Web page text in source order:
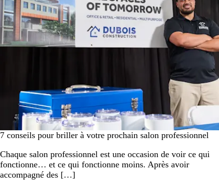
7 conseils pour briller à votre prochain salon professionnel
Chaque salon professionnel est une occasion de voir ce qui
fonctionne… et ce qui fonctionne moins. Après avoir
accompagné des […]